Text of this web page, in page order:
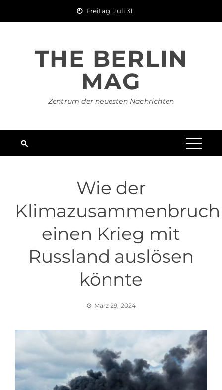
Freitag, Juli 31
THE BERLIN
MAG
Zentrum der neuesten Nachrichten
Wie der
Klimazusammenbruch
einen Krieg mit
Russland auslösen
könnte
März 29, 2024